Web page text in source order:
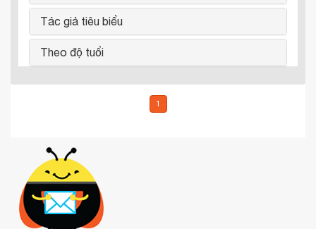
Tác giả tiêu biểu
Theo độ tuổi
1